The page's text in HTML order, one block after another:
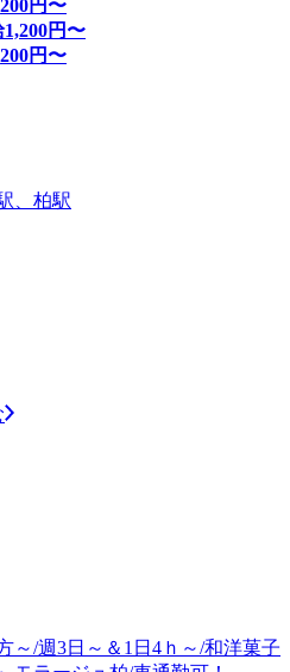
円〜
1,200円〜
円〜
、柏駅
～/週3日～＆1日4ｈ～/和洋菓子